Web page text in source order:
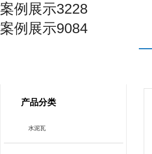
案例展示3228
案例展示9084
产品分类
水泥瓦